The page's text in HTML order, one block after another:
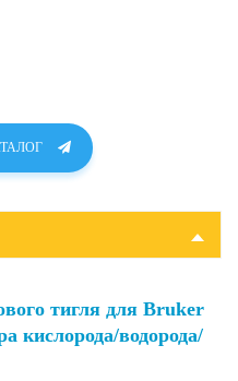
тигля для Bruker
кислорода/водорода/